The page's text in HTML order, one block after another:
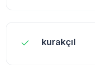
kurakçıl